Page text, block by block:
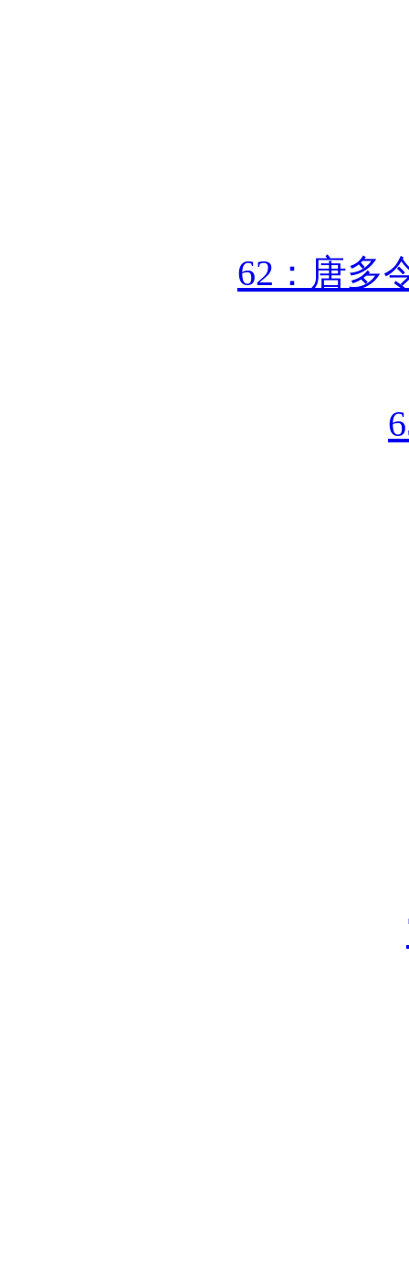
62：唐多